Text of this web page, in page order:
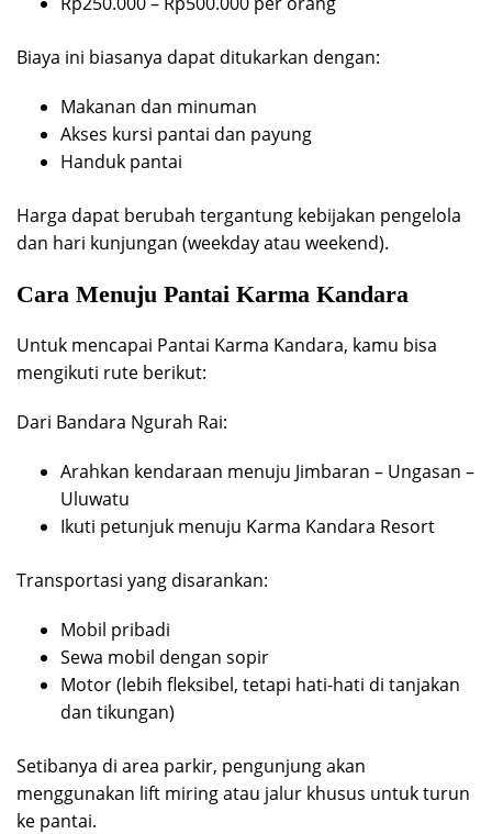
Biaya ini biasanya dapat ditukarkan dengan:
Makanan dan minuman
Akses kursi pantai dan payung
Handuk pantai
Harga dapat berubah tergantung kebijakan pengelola
dan hari kunjungan (weekday atau weekend).
Cara Menuju Pantai Karma Kandara
Untuk mencapai Pantai Karma Kandara, kamu bisa
mengikuti rute berikut:
Dari Bandara Ngurah Rai:
Arahkan kendaraan menuju Jimbaran – Ungasan –
Uluwatu
Ikuti petunjuk menuju Karma Kandara Resort
Transportasi yang disarankan:
Mobil pribadi
Sewa mobil dengan sopir
Motor (lebih fleksibel, tetapi hati-hati di tanjakan
dan tikungan)
Setibanya di area parkir, pengunjung akan
menggunakan lift miring atau jalur khusus untuk turun
ke pantai.